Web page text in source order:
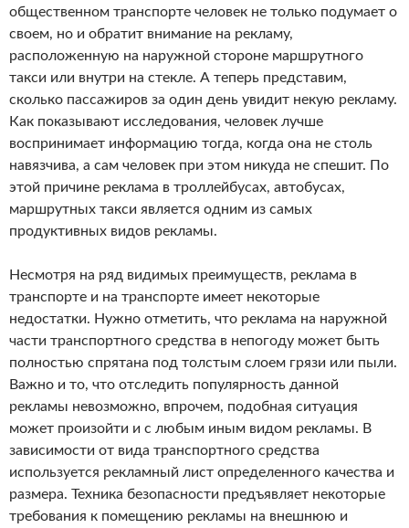
общественном транспорте человек не только подумает о
своем, но и обратит внимание на рекламу,
расположенную на наружной стороне маршрутного
такси или внутри на стекле. А теперь представим,
сколько пассажиров за один день увидит некую рекламу.
Как показывают исследования, человек лучше
воспринимает информацию тогда, когда она не столь
навязчива, а сам человек при этом никуда не спешит. По
этой причине реклама в троллейбусах, автобусах,
маршрутных такси является одним из самых
продуктивных видов рекламы.
Несмотря на ряд видимых преимуществ, реклама в
транспорте и на транспорте имеет некоторые
недостатки. Нужно отметить, что реклама на наружной
части транспортного средства в непогоду может быть
полностью спрятана под толстым слоем грязи или пыли.
Важно и то, что отследить популярность данной
рекламы невозможно, впрочем, подобная ситуация
может произойти и с любым иным видом рекламы. В
зависимости от вида транспортного средства
используется рекламный лист определенного качества и
размера. Техника безопасности предъявляет некоторые
требования к помещению рекламы на внешнюю и